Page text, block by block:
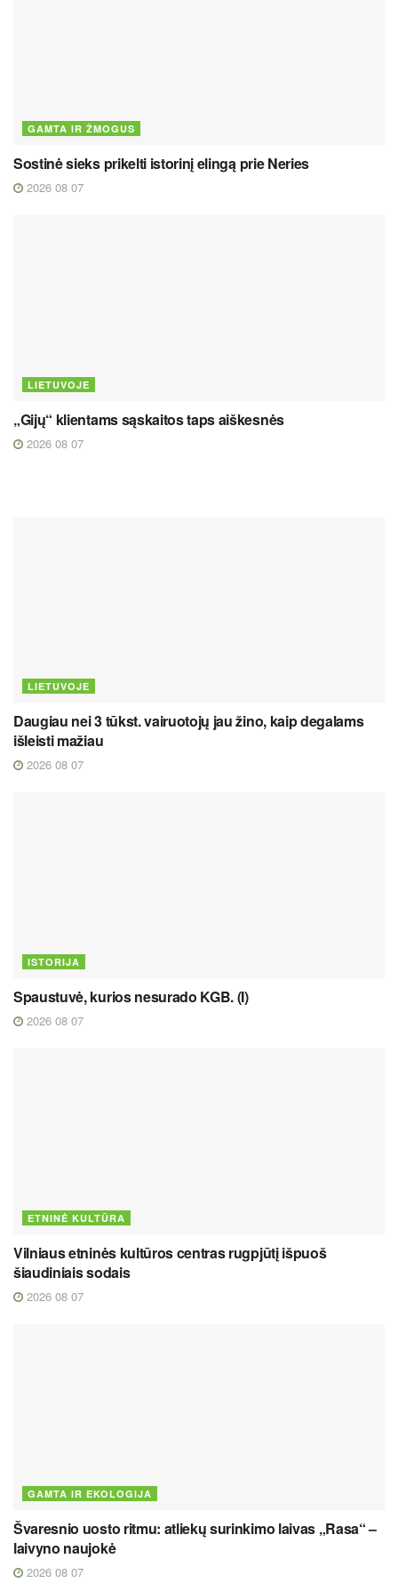
GAMTA IR ŽMOGUS
Sostinė sieks prikelti istorinį elingą prie Neries
2026 08 07
LIETUVOJE
„Gijų“ klientams sąskaitos taps aiškesnės
2026 08 07
LIETUVOJE
Daugiau nei 3 tūkst. vairuotojų jau žino, kaip degalams
išleisti mažiau
2026 08 07
ISTORIJA
Spaustuvė, kurios nesurado KGB. (I)
2026 08 07
ETNINĖ KULTŪRA
Vilniaus etninės kultūros centras rugpjūtį išpuoš
šiaudiniais sodais
2026 08 07
GAMTA IR EKOLOGIJA
Švaresnio uosto ritmu: atliekų surinkimo laivas „Rasa“ –
laivyno naujokė
2026 08 07